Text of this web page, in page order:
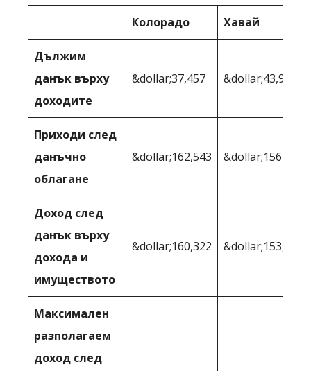
Колорадо Хавай
Дължим
данък върху
доходите
&dollar;37,457 &dollar;43,991
Приходи след
данъчно
облагане
&dollar;162,543 &dollar;156,009
Доход след
данък върху
дохода и
имуществото
&dollar;160,322 &dollar;153,109
Максимален
разполагаем
доход след